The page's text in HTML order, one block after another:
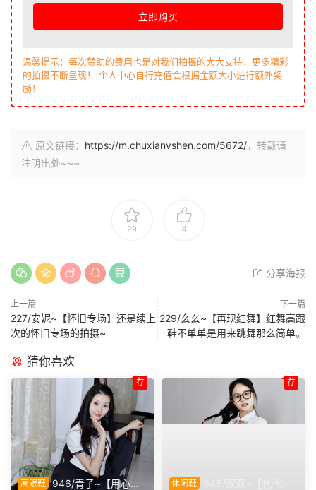
立即购买
温馨提示：每次赞助的费用也是对我们拍摄的大大支持，更多精彩
的拍摄不断呈现！ 个人中心自行充值会根据金额大小进行额外奖
励！
原文链接： https://m.chuxianvshen.com/5672/，转载请
注明出处~~~
29 4
分享海报
上一篇
227/安妮~【怀旧专场】还是续上
次的怀旧专场的拍摄~
下一篇
229/幺幺~【再现红舞】红舞高跟
鞋不单单是用来跳舞那么简单。
猜你喜欢
高跟鞋
946/青子~【用心准
荐
休闲鞋
荐